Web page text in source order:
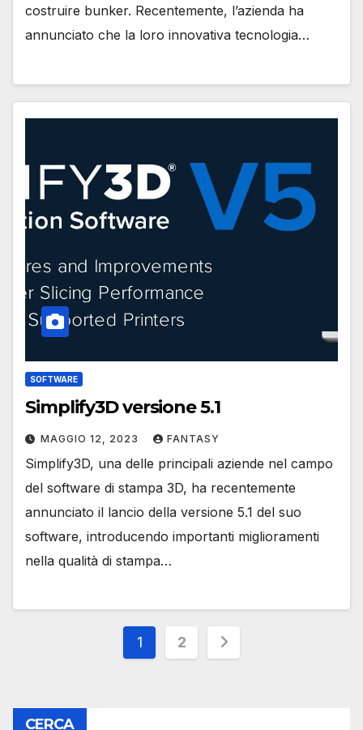
costruire bunker. Recentemente, l’azienda ha
annunciato che la loro innovativa tecnologia…
SOFTWARE
Simplify3D versione 5.1
MAGGIO 12, 2023 FANTASY
Simplify3D, una delle principali aziende nel campo
del software di stampa 3D, ha recentemente
annunciato il lancio della versione 5.1 del suo
software, introducendo importanti miglioramenti
nella qualità di stampa…
Paginazione
1 2
CERCA